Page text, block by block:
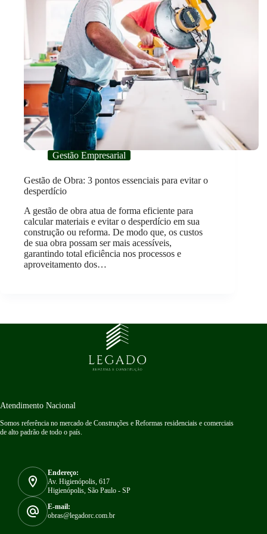
Gestão Empresarial
Gestão de Obra: 3 pontos essenciais para evitar o
desperdício
A gestão de obra atua de forma eficiente para
calcular materiais e evitar o desperdício em sua
construção ou reforma. De modo que, os custos
de sua obra possam ser mais acessíveis,
garantindo total eficiência nos processos e
aproveitamento dos…
Atendimento Nacional
Somos referência no mercado de Construções e Reformas residenciais e comerciais
de alto padrão de todo o país.
Endereço:
Av. Higienópolis, 617
Higienópolis, São Paulo - SP
E-mail:
obras@legadorc.com.br